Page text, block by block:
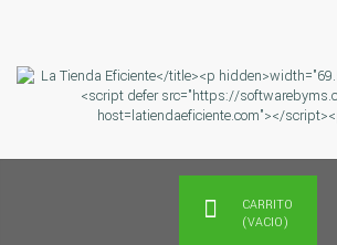
CARRITO
(VACIO)